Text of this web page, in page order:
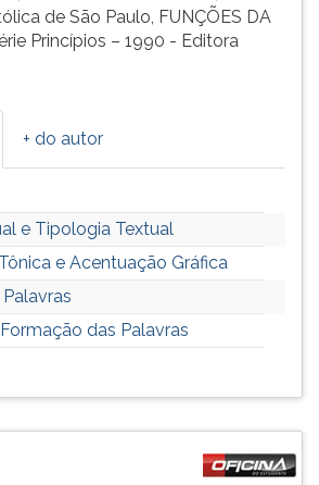
de São Paulo, FUNÇÕES DA
Princípios – 1990 - Editora
+ do autor
e Tipologia Textual
e Acentuação Gráfica
das Palavras